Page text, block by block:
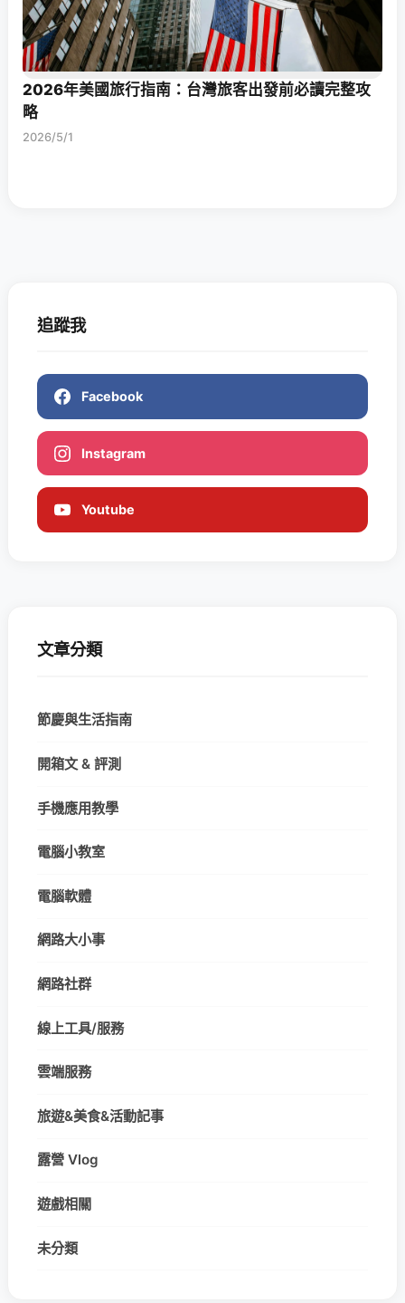
2026年美國旅行指南：台灣旅客出發前必讀完整攻
略
2026/5/1
追蹤我
Facebook
Instagram
Youtube
文章分類
節慶與生活指南
開箱文 & 評測
手機應用教學
電腦小教室
電腦軟體
網路大小事
網路社群
線上工具/服務
雲端服務
旅遊&美食&活動記事
露營 Vlog
遊戲相關
未分類